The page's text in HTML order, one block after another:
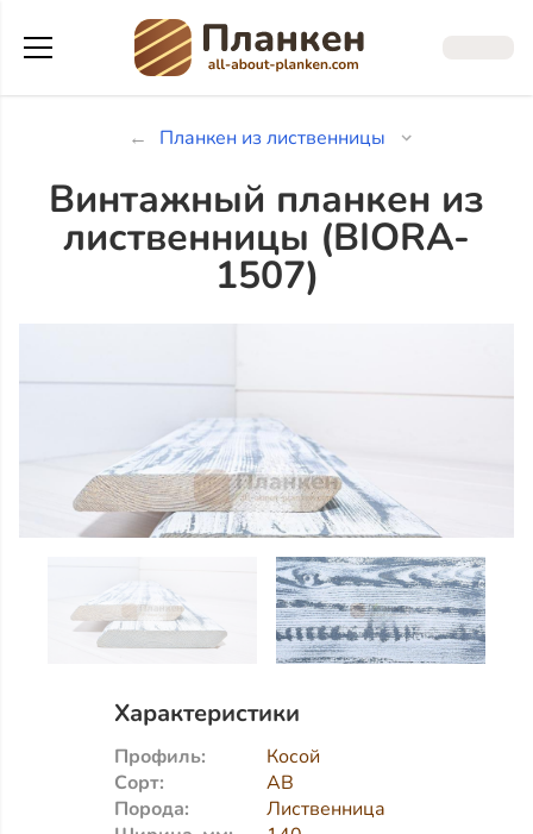
Планкен из лиственницы
Винтажный планкен из
лиственницы (BIORA-
1507)
Характеристики
Профиль:
Косой
Сорт:
АВ
Порода:
Лиственница